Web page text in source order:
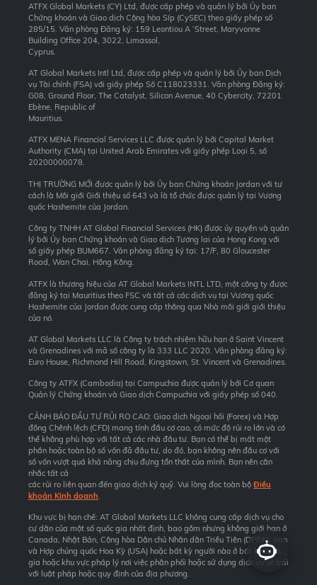
ATFX Global Markets (CY) Ltd, được cấp phép và quản lý bởi Ủy ban
Chứng khoán và Giao dịch Cộng hòa Síp (CySEC) theo giấy phép số
285/15. Văn phòng Đăng ký: 159 Leontiou A ‘Street, Maryvonne
Building Office 204, 3022, Limassol,
Cyprus.
AT Global Markets Intl Ltd, được cấp phép và quản lý bởi Ủy ban Dịch
vụ Tài chính (FSA) với giấy phép Số C118023331. Văn phòng Đăng ký:
G08, Ground Floor, The Catalyst, Silicon Avenue, 40 Cybercity, 72201
Ebène, Republic of
Mauritius.
ATFX MENA Financial Services LLC được quản lý bởi Capital Market
Authority (CMA) tại United Arab Emirates với giấy phép Loại 5, số
20200000078.
THỊ TRƯỜNG MỚI được quản lý bởi Ủy ban Chứng khoán Jordan với tư
cách là Môi giới Giới thiệu số 643 và là tổ chức được quản lý tại Vương
quốc Hashemite của Jordan.
Công ty TNHH AT Global Financial Services (HK) được ủy quyền và quản
lý bởi Ủy ban Chứng khoán và Giao dịch Tương lai của Hong Kong với
số giấy phép BUM667. Văn phòng đăng ký tại: 17/F, 80 Gloucester
Road, Wan Chai, Hồng Kông.
ATFX là thương hiệu của AT Global Markets INTL LTD, một công ty được
đăng ký tại Mauritius theo FSC và tất cả các dịch vụ tại Vương quốc
Hashemite của Jordan được cung cấp thông qua Nhà môi giới giới thiệu
của nó.
AT Global Markets LLC là Công ty trách nhiệm hữu hạn ở Saint Vincent
và Grenadines với mã số công ty là 333 LLC 2020. Văn phòng đăng ký:
Euro House, Richmond Hill Road, Kingstown, St. Vincent và Grenadines.
Công ty ATFX (Cambodia) tại Campuchia được quản lý bởi Cơ quan
Quản lý Chứng khoán và Giao dịch Campuchia với giấy phép số 040.
CẢNH BÁO ĐẦU TƯ RỦI RO CAO: Giao dịch Ngoại hối (Forex) và Hợp
đồng Chênh lệch (CFD) mang tính đầu cơ cao, có mức độ rủi ro lớn và có
thể không phù hợp với tất cả các nhà đầu tư. Bạn có thể bị mất một
phần hoặc toàn bộ số vốn đã đầu tư, do đó, bạn không nên đầu cơ với
số vốn vượt quá khả năng chịu đựng tổn thất của mình. Bạn nên cân
nhắc tất cả
các rủi ro liên quan đến giao dịch ký quỹ. Vui lòng đọc toàn bộ Điều
khoản Kinh doanh
Khu vực bị hạn chế: AT Global Markets LLC không cung cấp dịch vụ cho
cư dân của một số quốc gia nhất định, bao gồm nhưng không giới hạn ở
Canada, Nhật Bản, Cộng hòa Dân chủ Nhân dân Triều Tiên (DPRK), Iran
và Hợp chủng quốc Hoa Kỳ (USA) hoặc bất kỳ người nào ở bất kỳ quốc
gia hoặc khu vực pháp lý nơi việc phân phối hoặc sử dụng dịch vụ sẽ trái
với luật pháp hoặc quy định của địa phương.